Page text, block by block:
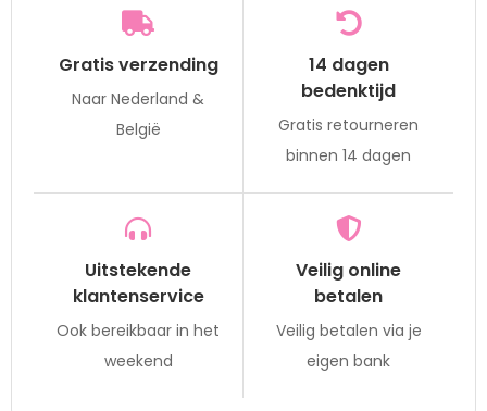
Gratis verzending
Naar Nederland &
België
14 dagen
bedenktijd
Gratis retourneren
binnen 14 dagen
Uitstekende
klantenservice
Ook bereikbaar in het
weekend
Veilig online
betalen
Veilig betalen via je
eigen bank